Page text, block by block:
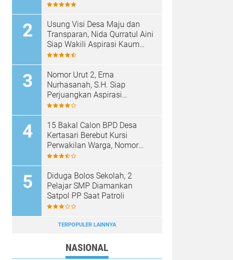
Usung Visi Desa Maju dan
Transparan, Nida Qurratul Aini
Siap Wakili Aspirasi Kaum
Perempuan di BPD Desa
Nomor Urut 2, Erna
Nurhasanah, S.H. Siap
Perjuangkan Aspirasi
Perempuan di BPD Desa
15 Bakal Calon BPD Desa
Kertasari Berebut Kursi
Perwakilan Warga, Nomor
Urut Resmi Diundi
Diduga Bolos Sekolah, 2
Pelajar SMP Diamankan
Satpol PP Saat Patroli
TERPOPULER LAINNYA
NASIONAL